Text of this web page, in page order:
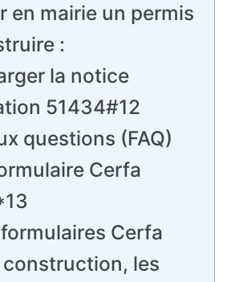
en mairie un permis
:
la notice
51434#12
questions (FAQ)
Cerfa
Cerfa
les